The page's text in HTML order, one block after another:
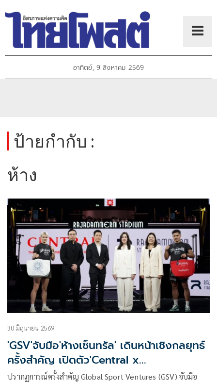
อาทิตย์, 9 สิงหาคม 2569
ป้ายกำกับ :
ห้าง
30 มิถุนายน 2569
'GSV'จับมือ'ห้างเซ็นทรัล' เดินหน้าเชิงกลยุทธ์
ครั้งสำคัญ เปิดตัว'Central x
Rajadamnern Stadium Bag'
ปรากฏการณ์ครั้งสำคัญ Global Sport Ventures (GSV) จับมือ